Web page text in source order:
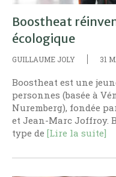
Boostheat
écologique
GUILLAUME JOLY 31
Boostheat est une
personnes (basée à
Nuremberg), fondée
et Jean-Marc Joffroy.
type de [Lire la suite]